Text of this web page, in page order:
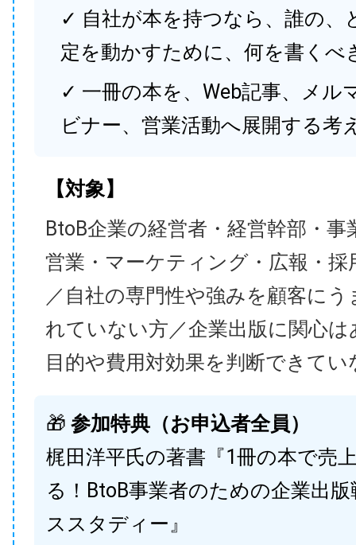
✓ 自社が本を持つなら、誰の、
定を動かすために、何を書くべ
✓ 一冊の本を、Web記事、メル
ビナー、営業活動へ展開する考
【対象】
BtoB企業の経営者・経営幹部・事
営業・マーケティング・広報・採
／自社の専門性や強みを顧客に
れていない方／企業出版に関心
目的や費用対効果を判断できてい
🎁 参加特典（お申込者全員）
梶田洋平氏の著書『1冊の本で売
る！BtoB事業者のための企業出
ススタディー』